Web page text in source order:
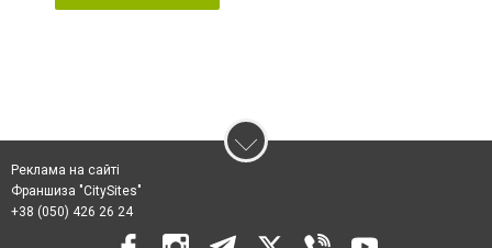
Реклама на сайті
Франшиза "CitySites"
+38 (050) 426 26 24